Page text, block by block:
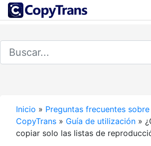
Inicio » Preguntas frecuentes
CopyTrans » Guía de utilización »
copiar solo las listas de